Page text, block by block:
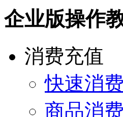
企业版操作
消费充值
快速消费
商品消费